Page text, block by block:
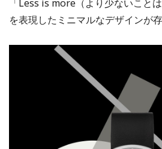
「Less is more（より少ないこと
を表現したミニマルなデザインが存